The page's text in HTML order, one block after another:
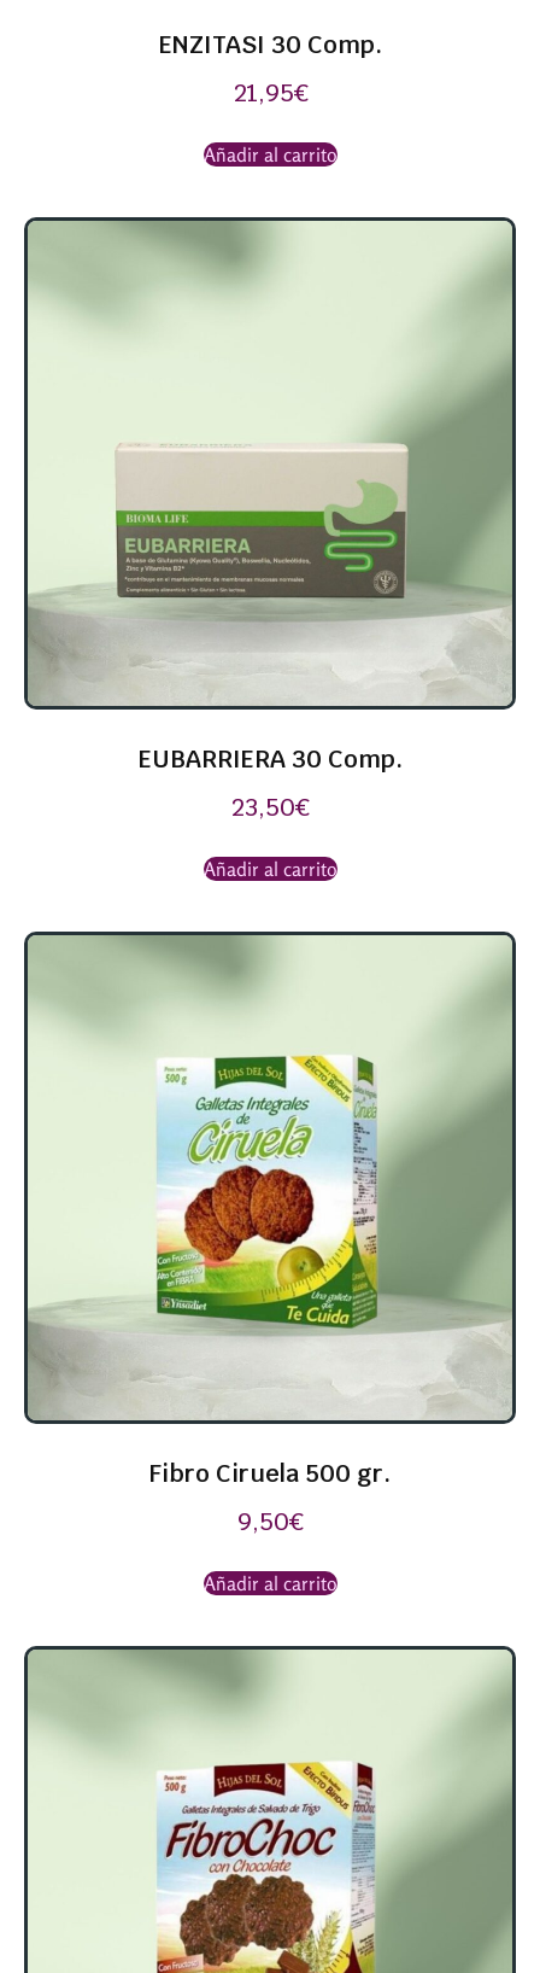
ENZITASI 30 Comp.
21,95€
Añadir al carrito
EUBARRIERA 30 Comp.
23,50€
Añadir al carrito
Fibro Ciruela 500 gr.
9,50€
Añadir al carrito